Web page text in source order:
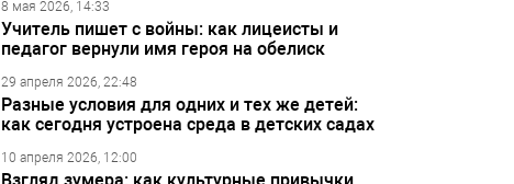
8 мая 2026, 14:33
Учитель пишет с войны: как лицеисты и
педагог вернули имя героя на обелиск
29 апреля 2026, 22:48
Разные условия для одних и тех же детей:
как сегодня устроена среда в детских садах
10 апреля 2026, 12:00